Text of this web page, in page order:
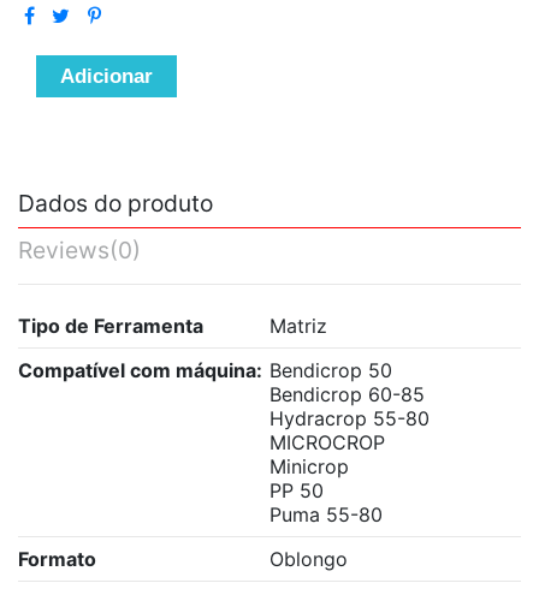
Adicionar
Dados do produto
Reviews(0)
Tipo de Ferramenta
Matriz
Compatível com máquina: Bendicrop 50
Bendicrop 60-85
Hydracrop 55-80
MICROCROP
Minicrop
PP 50
Puma 55-80
Formato
Oblongo